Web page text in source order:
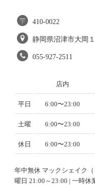
410-0022
静岡県沼津市大岡
055-927-2511
店内
平日 6:00〜23:00
土曜 6:00〜23:00
休日 6:00〜23:00
年中無休 マックシェイク
曜日 21:00～23:00 | 一時休